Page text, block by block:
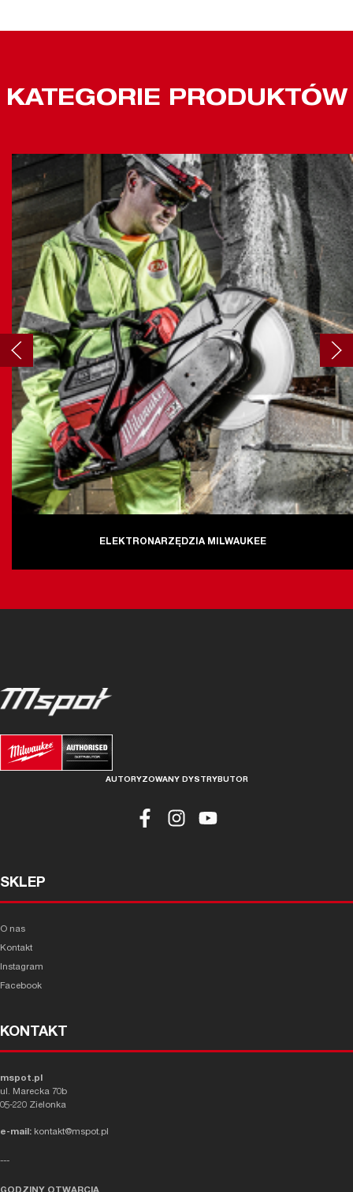
KATEGORIE PRODUKTÓW
ELEKTRONARZĘDZIA MILWAUKEE
AUTORYZOWANY DYSTRYBUTOR
SKLEP
O nas
Kontakt
Instagram
Facebook
KONTAKT
mspot.pl
ul. Marecka 70b
05-220 Zielonka
e-mail: kontakt@mspot.pl
---